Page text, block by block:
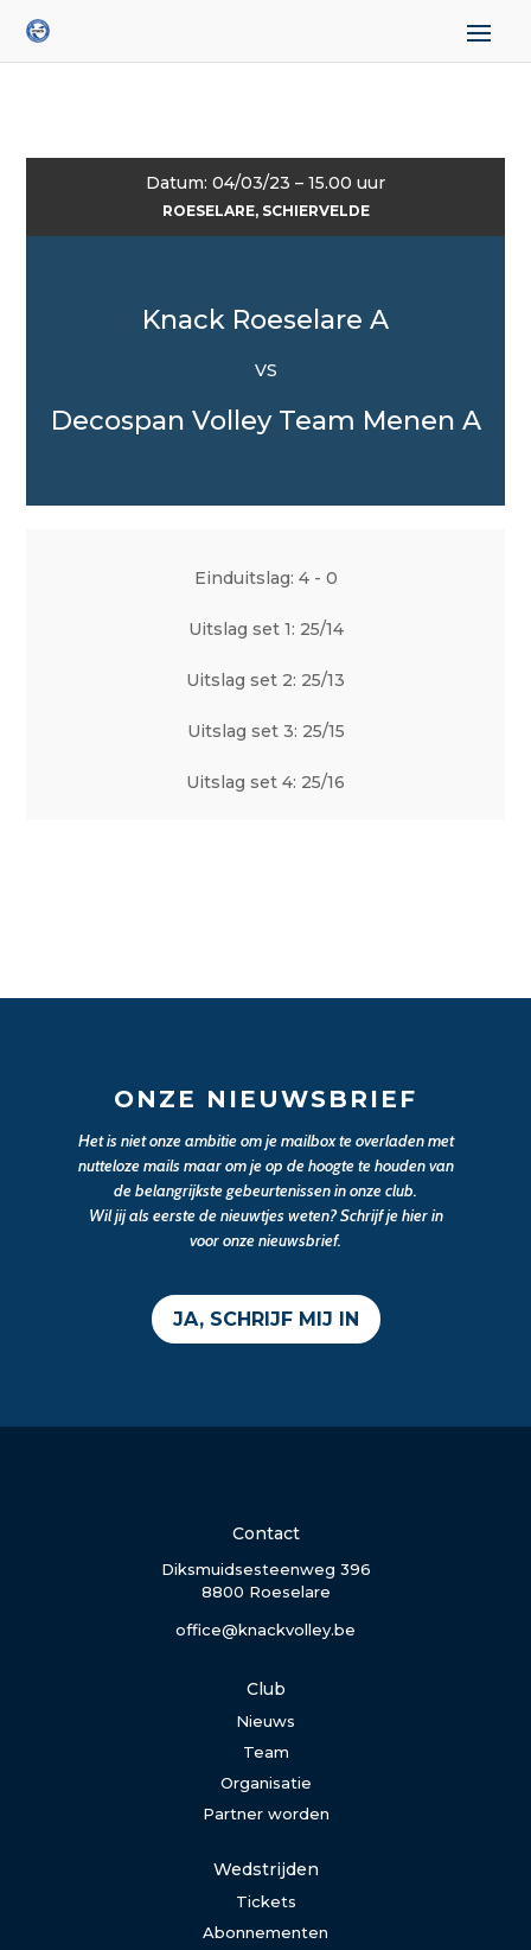
Datum: 04/03/23 – 15.00 uur
ROESELARE, SCHIERVELDE
Knack Roeselare A
VS
Decospan Volley Team Menen A
Einduitslag: 4 - 0
Uitslag set 1: 25/14
Uitslag set 2: 25/13
Uitslag set 3: 25/15
Uitslag set 4: 25/16
ONZE NIEUWSBRIEF
Het is niet onze ambitie om je mailbox te overladen met
nutteloze mails maar om je op de hoogte te houden van
de belangrijkste gebeurtenissen in onze club.
Wil jij als eerste de nieuwtjes weten? Schrijf je hier in
voor onze nieuwsbrief.
JA, SCHRIJF MIJ IN
Contact
Diksmuidsesteenweg 396
8800 Roeselare
office@knackvolley.be
Club
Nieuws
Team
Organisatie
Partner worden
Wedstrijden
Tickets
Abonnementen